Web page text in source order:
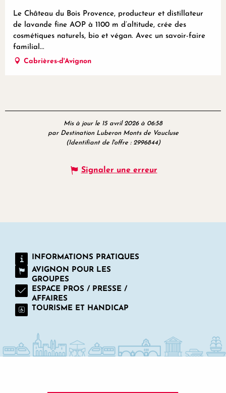
Le Château du Bois Provence, producteur et distillateur
de lavande fine AOP à 1100 m d’altitude, crée des
cosmétiques naturels, bio et végan. Avec un savoir-faire
familial...
Cabrières-d'Avignon
Mis à jour le 15 avril 2026 à 06:58
par Destination Luberon Monts de Vaucluse
(Identifiant de l'offre : 2996844)
Signaler une erreur
INFORMATIONS PRATIQUES
AVIGNON POUR LES
GROUPES
ESPACE PROS / PRESSE /
AFFAIRES
TOURISME ET HANDICAP